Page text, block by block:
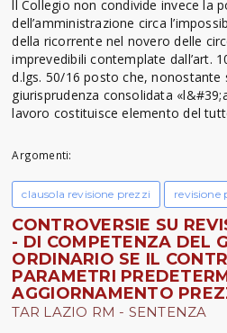
ll Collegio non condivide invece la
dell’amministrazione circa
della ricorrente nel novero delle
imprevedibili contemplate dall’art.
d.lgs. 50/16 posto che, nonostante
giurisprudenza consolidata
lavoro costituisce elemento del
Argomenti:
clausola revisione prezzi revisione
CONTROVERSIE SU
- DI COMPETENZA DEL
ORDINARIO SE IL
PARAMETRI
AGGIORNAMENTO
TAR LAZIO RM - SENTENZA